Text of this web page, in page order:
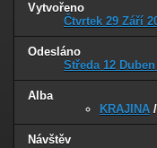
Vytvořeno
Čtvrtek 29 Září
Odesláno
Středa 12 Duben
Alba
KRAJINA /
Návštěv